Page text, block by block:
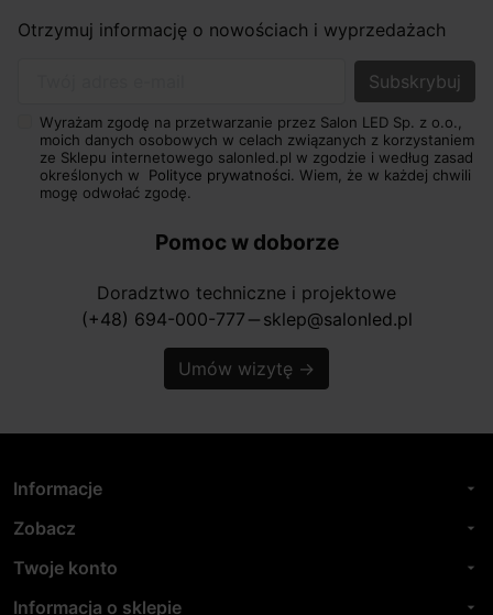
Otrzymuj informację o nowościach i wyprzedażach
Wyrażam zgodę na przetwarzanie przez Salon LED Sp. z o.o.,
moich danych osobowych w celach związanych z korzystaniem
ze Sklepu internetowego salonled.pl w zgodzie i według zasad
określonych w Polityce prywatności. Wiem, że w każdej chwili
mogę odwołać zgodę.
Pomoc w doborze
Doradztwo techniczne i projektowe
(+48) 694-000-777 horizontal_rule sklep@salonled.pl
Umów wizytę →
Informacje arrow_drop_down
Zobacz arrow_drop_down
Twoje konto arrow_drop_down
Informacja o sklepie arrow_drop_down